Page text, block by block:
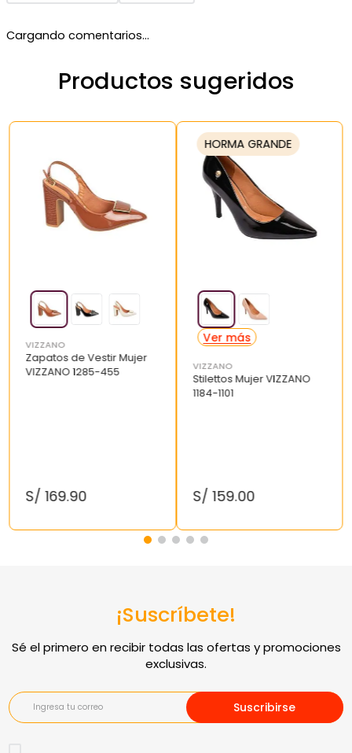
Cargando comentarios…
Productos sugeridos
VIZZANO
Zapatos de Vestir Mujer
VIZZANO 1285-455
S/ 169.90
HORMA GRANDE
VIZZANO
Stilettos Mujer VIZZANO
1184-1101
S/ 159.00
¡Suscríbete!
Suscribirse